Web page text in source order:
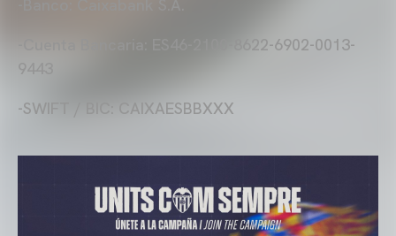
-Cuenta Bancaria: ES46-2100-8622-6902-0013-
9443
-SWIFT / BIC: CAIXAESBBXXX